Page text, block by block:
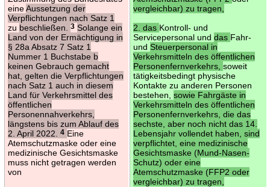
eineAussetzung der
Verpflichtungen nach Satz 1
zu beschließen. 3 Solange ein
Land von der Ermächtigung in
§ 28a Absatz 7 Satz 1
Nummer 1 Buchstabe b
keinen Gebrauch gemacht
hat, gelten die Verpflichtungen
nach Satz 1 auch in diesem
Land für Verkehrsmittel des
öffentlichen
Personennahverkehrs,
längstens bis zum Ablauf des
2. April 2022.
4 Eine
Atemschutzmaske oder eine
medizinische Gesichtsmaske
muss nicht getragen werden
von
vergleichbar) zu tragen,
2. das Kontroll- und
Servicepersonal und das Fahr-
und Steuerpersonal in
Verkehrsmitteln des öffentlichen
Personenfernverkehrs, soweit
tätigkeitsbedingt physische
Kontakte zu anderen Personen
bestehen, sowie Fahrgäste in
Verkehrsmitteln des öffentlichen
Personenfernverkehrs, die das
sechste, aber noch nicht das 14.
Lebensjahr vollendet haben, sind
verpflichtet, eine medizinische
Gesichtsmaske (Mund-Nasen-
Schutz) oder eine
Atemschutzmaske (FFP2 oder
vergleichbar) zu tragen,